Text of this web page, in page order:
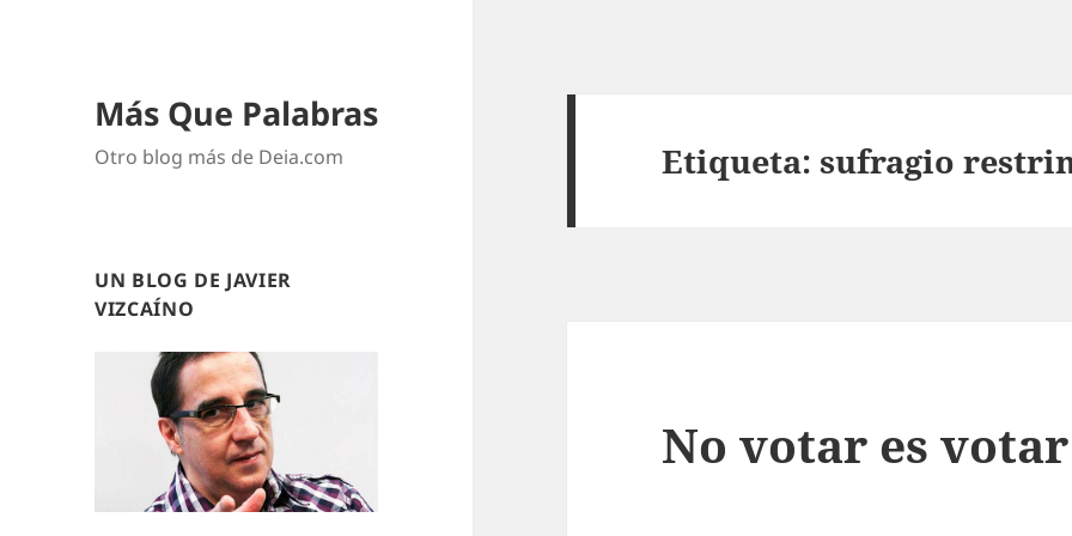
Más Que Palabras
Otro blog más de Deia.com
UN BLOG DE JAVIER
VIZCAÍNO
Etiqueta:sufragio
No votar es votar